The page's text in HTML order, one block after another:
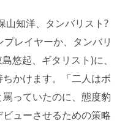
山知洋、タンバリスト?
レイヤーか、タンバリ
悠起、ギタリスト)に、
かけます。「二人はボ
っていたのに、態度豹
ューさせるための策略